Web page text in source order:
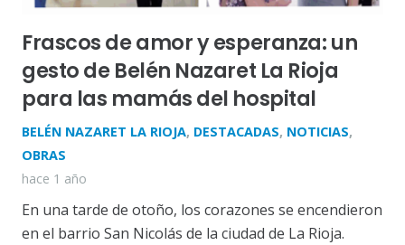
Frascos de amor y esperanza: un
gesto de Belén Nazaret La Rioja
para las mamás del hospital
BELÉN NAZARET LA RIOJA, DESTACADAS, NOTICIAS,
OBRAS
hace 1 año
En una tarde de otoño, los corazones se encendieron
en el barrio San Nicolás de la ciudad de La Rioja.